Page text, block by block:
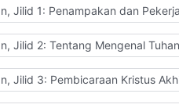
Mereka yang
untuk memenangkan hati
lebih hebat dari orang
sejenis dengan Paulus,
tidak akan membawa
Jilid 1: Penampakan dan
Jilid 2: Tentang Mengenal Tuhan
Jilid 3: Pembicaraan Kristus